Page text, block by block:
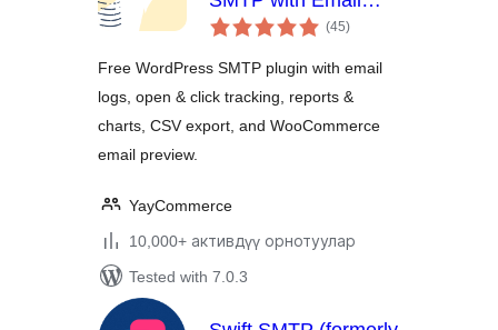
Logs, Tracking &
(45total
ratings
)
Free WordPress SMTP plugin with email
logs, open & click tracking, reports &
charts, CSV export, and WooCommerce
email preview.
YayCommerce
10,000+ активдүү орнотуулар
Tested with 7.0.3